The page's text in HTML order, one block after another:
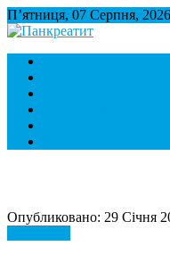
П’ятниця, 07 Серпня, 2026
Панкреатит
Підшлункова залоза.
Опубликовано: 29 Січня